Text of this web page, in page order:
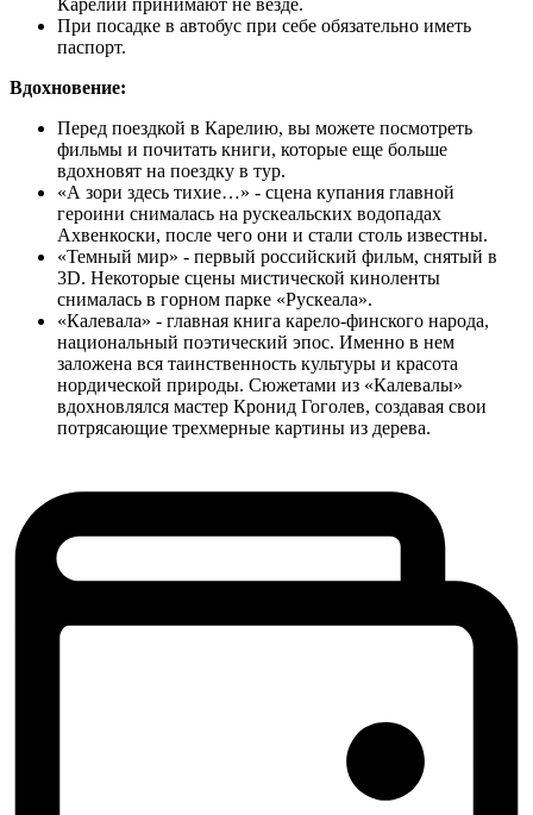
При посадке в автобус при себе обязательно иметь
паспорт.
Вдохновение:
Перед поездкой в Карелию, вы можете посмотреть
фильмы и почитать книги, которые еще больше
вдохновят на поездку в тур.
«А зори здесь тихие…» - сцена купания главной
героини снималась на рускеальских водопадах
Ахвенкоски, после чего они и стали столь известны.
«Темный мир» - первый российский фильм, снятый в
3D. Некоторые сцены мистической киноленты
снималась в горном парке «Рускеала».
«Калевала» - главная книга карело-финского народа,
национальный поэтический эпос. Именно в нем
заложена вся таинственность культуры и красота
нордической природы. Сюжетами из «Калевалы»
вдохновлялся мастер Кронид Гоголев, создавая свои
потрясающие трехмерные картины из дерева.